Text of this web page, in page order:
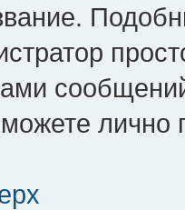
лично